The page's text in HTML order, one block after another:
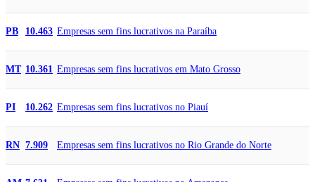
PB 10.463 Empresas sem fins lucrativos na Paraíba
MT 10.361 Empresas sem fins lucrativos em Mato Grosso
PI 10.262 Empresas sem fins lucrativos no Piauí
RN 7.909 Empresas sem fins lucrativos no Rio Grande do Norte